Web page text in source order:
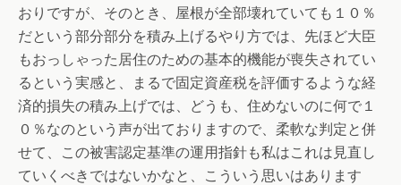
おりですが、そのとき、屋根が全部壊れていても１０％
だという部分部分を積み上げるやり方では、先ほど大臣
もおっしゃった居住のための基本的機能が喪失されてい
るという実感と、まるで固定資産税を評価するような経
済的損失の積み上げでは、どうも、住めないのに何で１
０％なのという声が出ておりますので、柔軟な判定と併
せて、この被害認定基準の運用指針も私はこれは見直し
ていくべきではないかなと、こういう思いはあります